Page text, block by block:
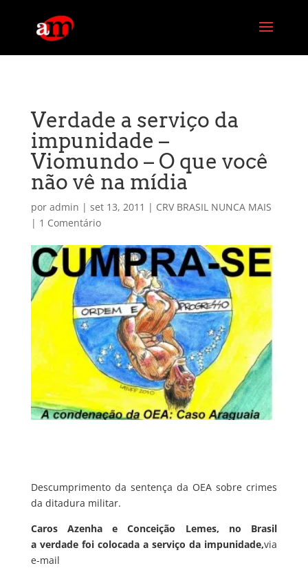
Verdade a serviço da
impunidade –
Viomundo – O que você
não vê na mídia
por admin | set 13, 2011 | CRV BRASIL NUNCA MAIS
| 1 Comentário
Descumprimento da sentença da OEA sobre crimes
da ditadura militar.
Caros Azenha e Conceição Lemes, no Brasil
a verdade foi colocada a serviço da impunidade,via
e-mail